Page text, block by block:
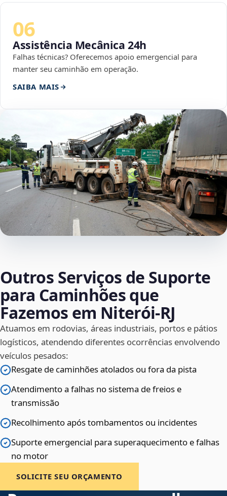
06
Assistência Mecânica 24h
Falhas técnicas? Oferecemos apoio emergencial para
manter seu caminhão em operação.
SAIBA MAIS
Outros Serviços de Suporte
para Caminhões que
Fazemos em Niterói‑RJ
Atuamos em rodovias, áreas industriais, portos e pátios
logísticos, atendendo diferentes ocorrências envolvendo
veículos pesados:
Resgate de caminhões atolados ou fora da pista
Atendimento a falhas no sistema de freios e
transmissão
Recolhimento após tombamentos ou incidentes
Suporte emergencial para superaquecimento e falhas
no motor
SOLICITE SEU ORÇAMENTO